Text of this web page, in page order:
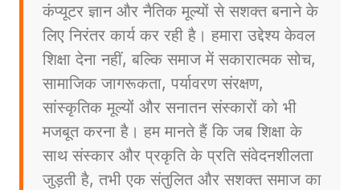
कंप्यूटर ज्ञान और नैतिक मूल्यों से सशक्त बनाने के
लिए निरंतर कार्य कर रही है। हमारा उद्देश्य केवल
शिक्षा देना नहीं, बल्कि समाज में सकारात्मक सोच,
सामाजिक जागरूकता, पर्यावरण संरक्षण,
सांस्कृतिक मूल्यों और सनातन संस्कारों को भी
मजबूत करना है। हम मानते हैं कि जब शिक्षा के
साथ संस्कार और प्रकृति के प्रति संवेदनशीलता
जुड़ती है, तभी एक संतुलित और सशक्त समाज का